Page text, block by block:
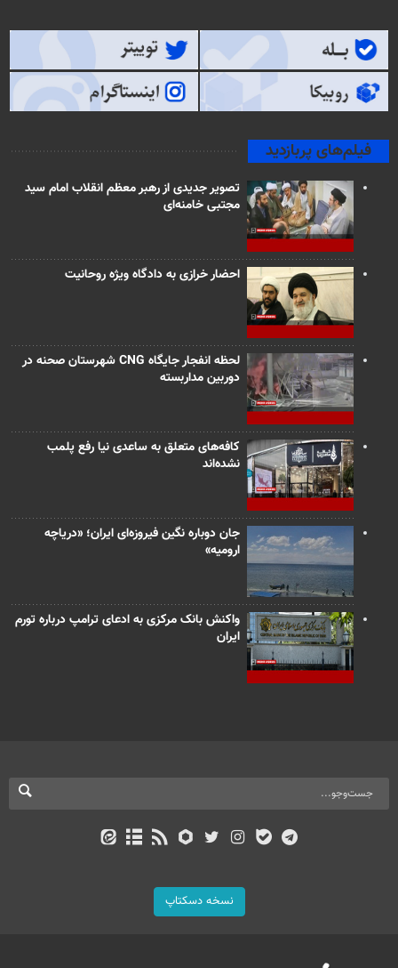
فیلم‌های پربازدید
تصویر جدیدی از رهبر معظم انقلاب امام سید
مجتبی خامنه‌ای
احضار خرازی به دادگاه ویژه روحانیت
لحظه انفجار جایگاه CNG شهرستان صحنه در
دوربین مداربسته
کافه‌های متعلق به ساعدی نیا رفع پلمب
نشده‌اند
جان دوباره نگین فیروزه‌ای ایران؛ «دریاچه
ارومیه»
واکنش بانک مرکزی به ادعای ترامپ درباره تورم
ایران
نسخه دسکتاپ